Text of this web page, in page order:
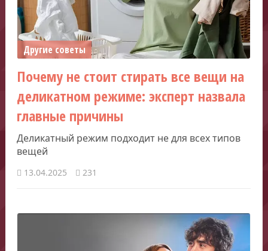
Другие советы
Почему не стоит стирать все вещи на
деликатном режиме: эксперт назвала
главные причины
Деликатный режим подходит не для всех типов
вещей
13.04.2025 231